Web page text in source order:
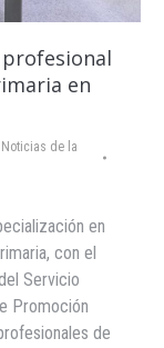
en
Noticias de la
en
con el
Servicio
Promoción
de